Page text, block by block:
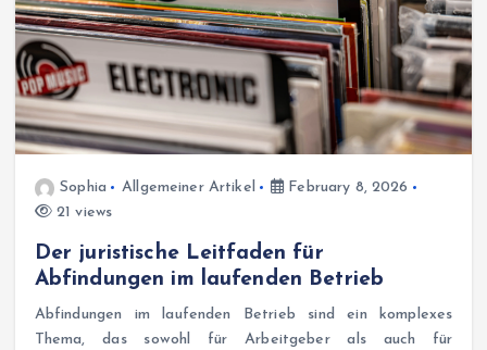
Sophia Allgemeiner Artikel
February 8, 2026
21 views
Der juristische Leitfaden für
Abfindungen im laufenden Betrieb
Abfindungen im laufenden Betrieb sind ein komplexes
Thema, das sowohl für Arbeitgeber als auch für